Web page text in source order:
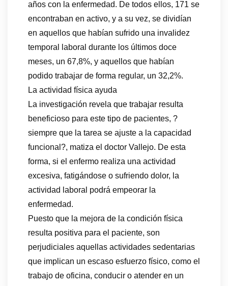
años con la enfermedad. De todos ellos, 171 se
encontraban en activo, y a su vez, se dividían
en aquellos que habían sufrido una invalidez
temporal laboral durante los últimos doce
meses, un 67,8%, y aquellos que habían
podido trabajar de forma regular, un 32,2%.
La actividad física ayuda
La investigación revela que trabajar resulta
beneficioso para este tipo de pacientes, ?
siempre que la tarea se ajuste a la capacidad
funcional?, matiza el doctor Vallejo. De esta
forma, si el enfermo realiza una actividad
excesiva, fatigándose o sufriendo dolor, la
actividad laboral podrá empeorar la
enfermedad.
Puesto que la mejora de la condición física
resulta positiva para el paciente, son
perjudiciales aquellas actividades sedentarias
que implican un escaso esfuerzo físico, como el
trabajo de oficina, conducir o atender en un